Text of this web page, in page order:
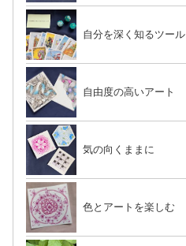
自分を深く知るツール
自由度の高いアート
気の向くままに
色とアートを楽しむ